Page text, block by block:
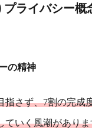
プライバシー概
の精神
指さず、7割の完成
ていく風潮があり